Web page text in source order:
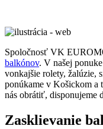
Spoločnosť VK
balkónov. V našej
vonkajšie rolety, žalúzie,
ponúkame v Košickom a
nás obrátiť, disponujeme
Zasklievanie